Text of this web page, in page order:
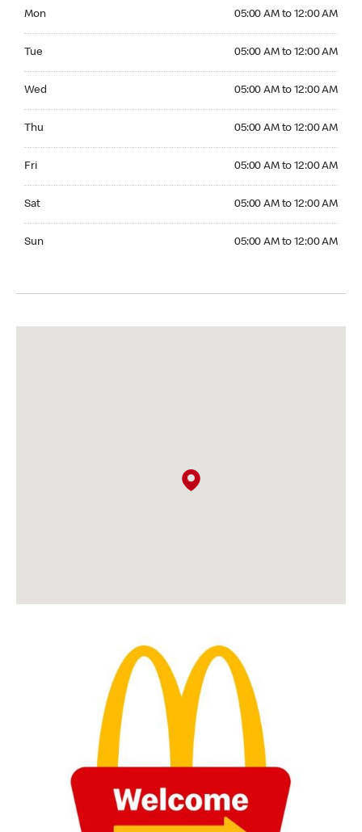
Mon 05:00 AM to 12:00 AM
Tue 05:00 AM to 12:00 AM
Wed 05:00 AM to 12:00 AM
Thu 05:00 AM to 12:00 AM
Fri 05:00 AM to 12:00 AM
Sat 05:00 AM to 12:00 AM
Sun 05:00 AM to 12:00 AM